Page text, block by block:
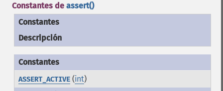
Constantes de assert()
Constantes
Descripción
ASSERT_ACTIVE(int)